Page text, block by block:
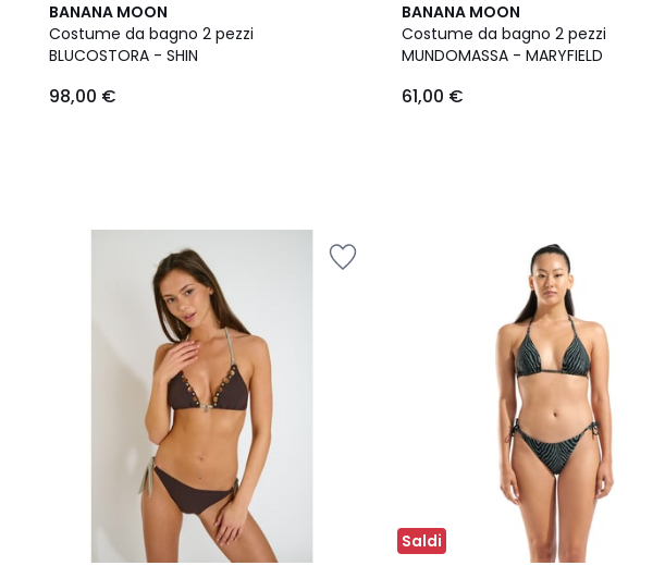
BANANA MOON
Costume da bagno 2 pezzi
BLUCOSTORA - SHIN
98,00 €
BANANA MOON
Costume da bagno 2 pezzi
MUNDOMASSA - MARYFIELD
61,00 €
Saldi